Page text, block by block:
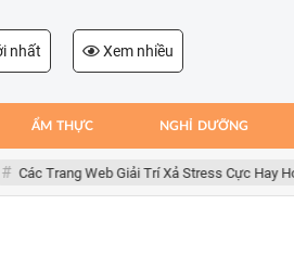
nhất Xem nhiều
ẨM THỰC NGHỈ DƯỠNG
Trang Web Giải Trí Xả Stress Cực Hay Ho Trên